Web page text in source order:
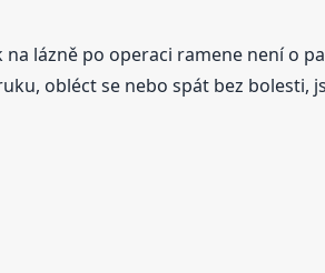
na lázně po operaci ramene není o
obléct se nebo spát bez